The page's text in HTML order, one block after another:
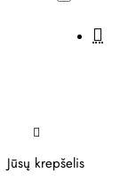
Jūsų krepšelis